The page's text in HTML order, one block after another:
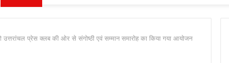
उत्तरांचल प्रेस क्लब की ओर से संगोष्ठी एवं सम्मान समारोह का किया गया आयोजन